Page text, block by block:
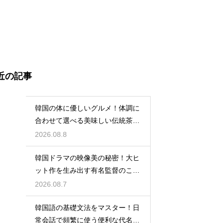
の記事
韓国の体に優しいグルメ！体調に
合わせて選べる美味しい伝統茶の
驚きの効能
2026.08.8
韓国ドラマの映像美の秘密！大ヒ
ット作を生み出す有名監督のこだ
わりの特徴
2026.08.7
韓国語の基礎文法をマスター！日
常会話で頻繁に使う便利な代名詞